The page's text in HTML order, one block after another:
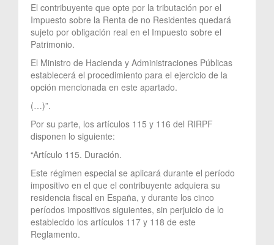
El contribuyente que opte por la tributación por el
Impuesto sobre la Renta de no Residentes quedará
sujeto por obligación real en el Impuesto sobre el
Patrimonio.
El Ministro de Hacienda y Administraciones Públicas
establecerá el procedimiento para el ejercicio de la
opción mencionada en este apartado.
(…)”.
Por su parte, los artículos 115 y 116 del RIRPF
disponen lo siguiente:
“Artículo 115. Duración.
Este régimen especial se aplicará durante el período
impositivo en el que el contribuyente adquiera su
residencia fiscal en España, y durante los cinco
períodos impositivos siguientes, sin perjuicio de lo
establecido los artículos 117 y 118 de este
Reglamento.